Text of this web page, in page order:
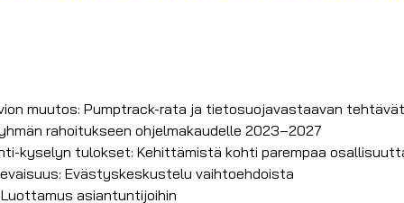
muutos: Pumptrack-rata ja tietosuojavastaavan tehtävät
rahoitukseen ohjelmakaudelle 2023–2027
kyselyn tulokset: Kehittämistä kohti parempaa
Evästyskeskustelu vaihtoehdoista
asiantuntijoihin